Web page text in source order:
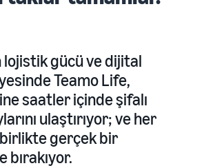
lojistik gücü ve dijital
Teamo Life,
saatler içinde şifalı
ulaştırıyor; ve her
gerçek bir
bırakıyor.